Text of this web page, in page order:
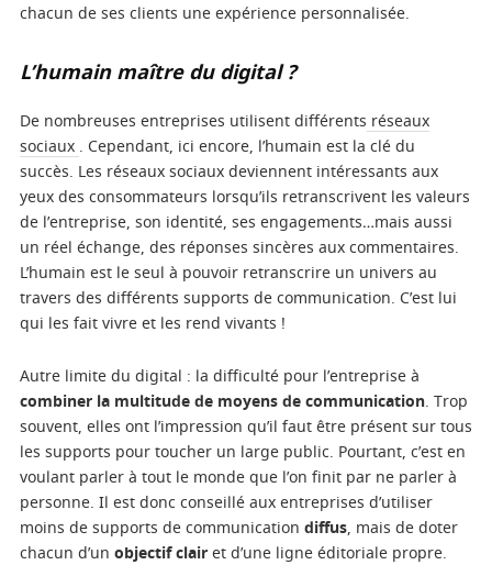
chacun de ses clients une expérience personnalisée.
L’humain maître du digital ?
De nombreuses entreprises utilisent différents réseaux
sociaux
. Cependant, ici encore, l’humain est la clé du
succès. Les réseaux sociaux deviennent intéressants aux
yeux des consommateurs lorsqu’ils retranscrivent les valeurs
de l’entreprise, son identité, ses engagements…mais aussi
un réel échange, des réponses sincères aux commentaires.
L’humain est le seul à pouvoir retranscrire un univers au
travers des différents supports de communication. C’est lui
qui les fait vivre et les rend vivants !
Autre limite du digital : la difficulté pour l’entreprise à
combiner la multitude de moyens de communication. Trop
souvent, elles ont l’impression qu’il faut être présent sur tous
les supports pour toucher un large public. Pourtant, c’est en
voulant parler à tout le monde que l’on finit par ne parler à
personne. Il est donc conseillé aux entreprises d’utiliser
moins de supports de communication diffus, mais de doter
chacun d’un objectif clairet d’une ligne éditoriale propre.